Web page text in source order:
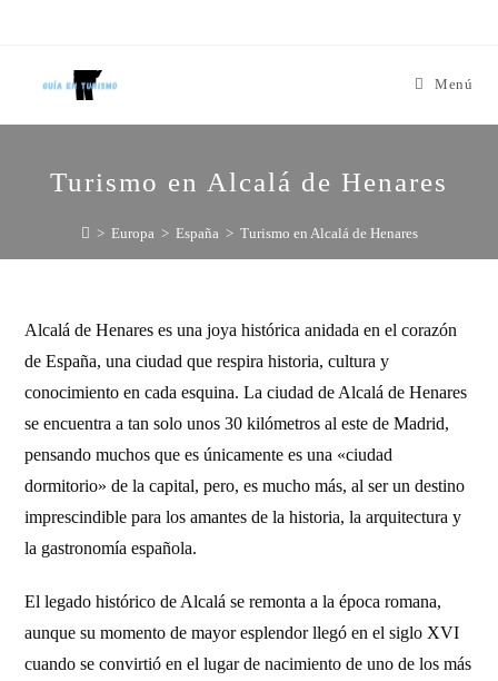
Menú
Turismo en Alcalá de Henares
> Europa > España > Turismo en Alcalá de Henares
Alcalá de Henares es una joya histórica anidada en el corazón
de España, una ciudad que respira historia, cultura y
conocimiento en cada esquina. La ciudad de Alcalá de Henares
se encuentra a tan solo unos 30 kilómetros al este de Madrid,
pensando muchos que es únicamente es una «ciudad
dormitorio» de la capital, pero, es mucho más, al ser un destino
imprescindible para los amantes de la historia, la arquitectura y
la gastronomía española.
El legado histórico de Alcalá se remonta a la época romana,
aunque su momento de mayor esplendor llegó en el siglo XVI
cuando se convirtió en el lugar de nacimiento de uno de los más